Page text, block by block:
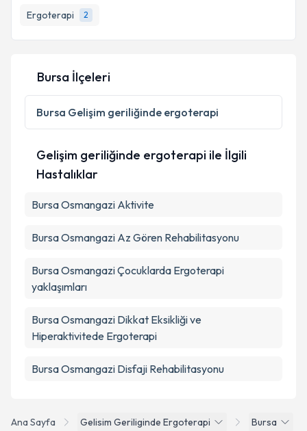
Ergoterapi
2
bilgilendireceğiz.
E-posta Adresiniz
Kişisel verilerimin işlenmesine ilişkin
Metni'ni okudum ve kişisel verilerimin belirtilen
Ana Sayfa Gelisim Geriliginde Ergoterapi
Bursa
Bursa İlçeleri
Bursa Gelişim geriliğinde ergoterapi
Gelişim geriliğinde ergoterapi ile İlgili
Hastalıklar
Bursa Osmangazi Aktivite
Bursa Osmangazi Az Gören Rehabilitasyonu
Bursa Osmangazi Çocuklarda Ergoterapi
yaklaşımları
Bursa Osmangazi Dikkat Eksikliği ve
Hiperaktivitede Ergoterapi
Bursa Osmangazi Disfaji Rehabilitasyonu